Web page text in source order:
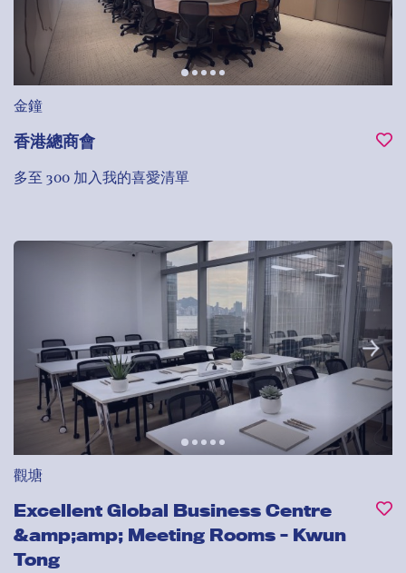
金鐘
香港總商會
多至 300 加入我的喜愛清單
觀塘
Excellent Global Business Centre
&amp;amp; Meeting Rooms - Kwun
Tong